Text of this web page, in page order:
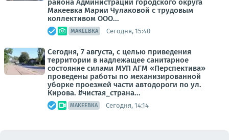
района Администрации городского округа
Макеевка Марии Чулаковой с трудовым
коллективом ООО...
МАКЕЕВКА Сегодня, 15:40
Сегодня, 7 августа, с целью приведения
территории в надлежащее санитарное
состояние силами МУП АГМ «Перспектива»
проведены работы по механизированной
уборке проезжей части автодороги по ул.
Кирова. #чистая_страна...
МАКЕЕВКА Сегодня, 14:14